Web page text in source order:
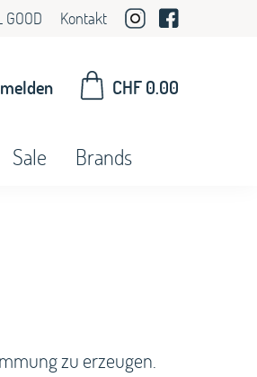
Kontakt
CHF 0.00
Sale Brands
zu erzeugen.